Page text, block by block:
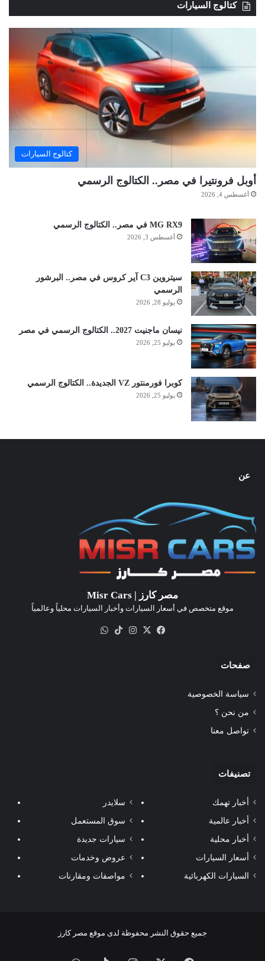
كتالوج السيارات
كتالوج السيارات
أوبل فرونتيرا في مصر.. الكتالوج الرسمي
أغسطس 4, 2026
MG RX9 في مصر.. الكتالوج الرسمي
أغسطس 3, 2026
سيتروين C3 آير كروس في مصر.. البرشور
الرسمي
يوليو 28, 2026
نيسان ماجنيت 2027.. الكتالوج الرسمي في مصر
يوليو 25, 2026
كوبرا فورمنتور VZ الجديدة.. الكتالوج الرسمي
يوليو 25, 2026
عن
مصر كارز | Misr Cars
موقع متخصص في أسعار السيارات وأخبار السيارات محلياً وعالمياً
فيسبوك
‫X انستقرام‫TikTok
صفحات
سياسة الخصوصية
من نحن ؟
تواصل معنا
تصنيفات
أخبار تهمك
أخبار عالمية
أخبار محلية
أسعار السيارات
السيارات الكهربائية
سلايدر
سوق المستعمل
سيارات جديدة
عروض وخدمات
مواصفات ومقارنات
جميع حقوق النشر محفوظة لدى موقع مصر كارز